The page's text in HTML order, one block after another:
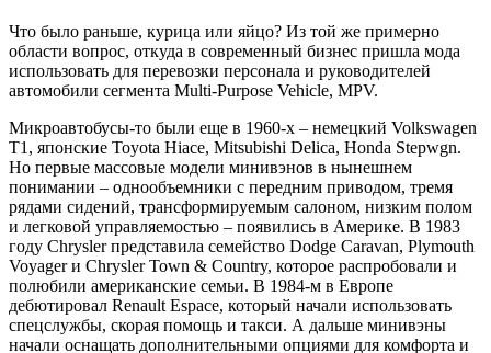
Что было раньше, курица или яйцо? Из той же примерно
области вопрос, откуда в современный бизнес пришла мода
использовать для перевозки персонала и руководителей
автомобили сегмента Multi-Purpose Vehicle, MPV.
Микроавтобусы-то были еще в 1960-х – немецкий Volkswagen
T1, японские Toyota Hiace, Mitsubishi Delica, Honda Stepwgn.
Но первые массовые модели минивэнов в нынешнем
понимании – однообъемники с передним приводом, тремя
рядами сидений, трансформируемым салоном, низким полом
и легковой управляемостью – появились в Америке. В 1983
году Chrysler представила семейство Dodge Caravan, Plymouth
Voyager и Chrysler Town & Country, которое распробовали и
полюбили американские семьи. В 1984-м в Европе
дебютировал Renault Espace, который начали использовать
спецслужбы, скорая помощь и такси. А дальше минивэны
начали оснащать дополнительными опциями для комфорта и